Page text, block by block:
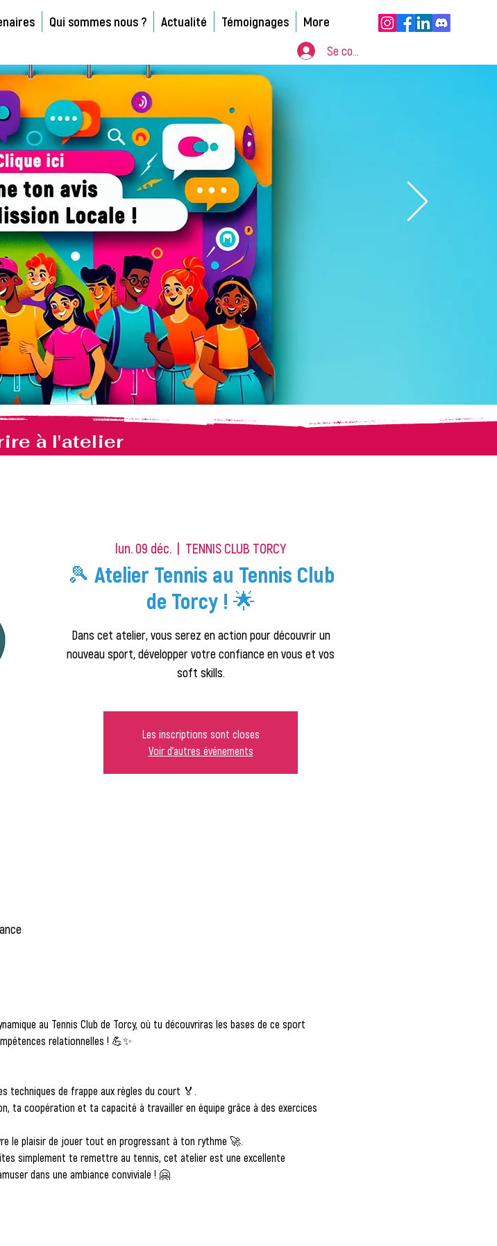
Qui sommes nous ? Actualité Témoignages More
Se connecter
à l'atelier
lun. 09 déc.
  |
TENNIS CLUB TORCY
🎾 Atelier Tennis au Tennis Club
de Torcy ! 🌟
Dans cet atelier, vous serez en action pour découvrir un
nouveau sport, développer votre confiance en vous et vos
soft skills.
Les inscriptions sont closes
Voir d'autres événements
au Tennis Club de Torcy, où tu découvriras les bases de ce sport
relationnelles ! 💪✨
techniques de frappe aux règles du court 🏅.
ta coopération et ta capacité à travailler en équipe grâce à des exercices
le plaisir de jouer tout en progressant à ton rythme 🚀.
simplement te remettre au tennis, cet atelier est une excellente
dans une ambiance conviviale ! 🤗